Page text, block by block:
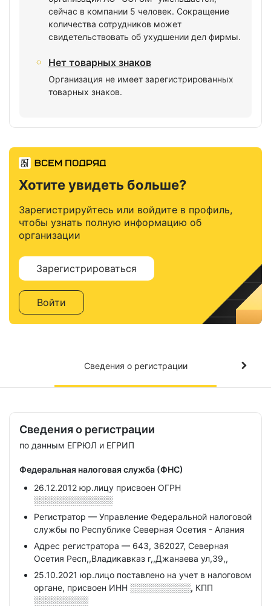
сейчас в компании 5 человек. Сокращение
количества сотрудников может
свидетельствовать об ухудшении дел фирмы.
Нет товарных знаков
Организация не имеет зарегистрированных
товарных знаков.
Хотите увидеть больше?
Зарегистрируйтесь или войдите в профиль,
чтобы узнать полную информацию об
организации
Зарегистрироваться
Войти
Сведения о регистрации
Сведения о регистрации
по данным ЕГРЮЛ и ЕГРИП
Федеральная налоговая служба (ФНС)
26.12.2012 юр.лицу присвоен ОГРН
░░░░░░░░░░░░░
Регистратор — Управление Федеральной налоговой
службы по Республике Северная Осетия - Алания
Адрес регистратора — 643, 362027, Северная
Осетия Респ,,Владикавказ г,,Джанаева ул,39,,
25.10.2021 юр.лицо поставлено на учет в налоговом
органе, присвоен ИНН ░░░░░░░░░░, КПП
░░░░░░░░░